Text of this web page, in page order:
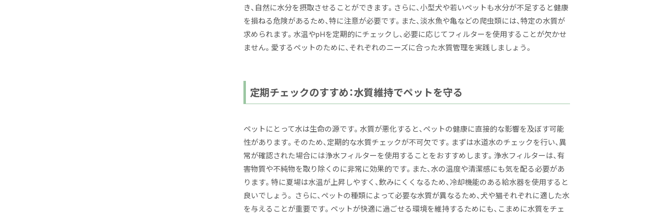
き、自然に水分を摂取させることができます。さらに、小型犬や若いペットも水分が不足すると健康
を損ねる危険があるため、特に注意が必要です。また、淡水魚や亀などの爬虫類には、特定の水質が
求められます。水温やpHを定期的にチェックし、必要に応じてフィルターを使用することが欠かせ
ません。愛するペットのために、それぞれのニーズに合った水質管理を実践しましょう。
定期チェックのすすめ：水質維持でペットを守る
ペットにとって水は生命の源です。水質が悪化すると、ペットの健康に直接的な影響を及ぼす可能
性があります。そのため、定期的な水質チェックが不可欠です。まずは水道水のチェックを行い、異
常が確認された場合には浄水フィルターを使用することをおすすめします。浄水フィルターは、有
害物質や不純物を取り除くのに非常に効果的です。また、水の温度や清潔感にも気を配る必要があ
ります。特に夏場は水温が上昇しやすく、飲みにくくなるため、冷却機能のある給水器を使用すると
良いでしょう。 さらに、ペットの種類によって必要な水質が異なるため、犬や猫それぞれに適した水
を与えることが重要です。ペットが快適に過ごせる環境を維持するためにも、こまめに水質をチェ